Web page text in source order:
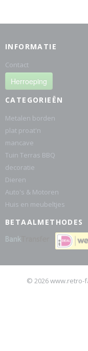
INFORMATIE
Contact
Herroeping
CATEGORIEËN
Metalen borden
plat proat'n
mancave
Tuin Terras BBQ
decoratie
Dieren
Auto's & Motoren
Huis en meubeltjes
BETAALMETHODES
© 2026 www.retro-